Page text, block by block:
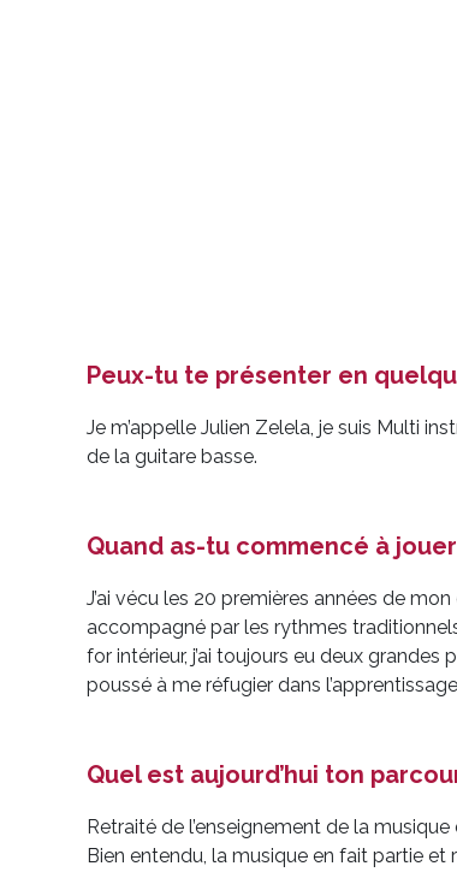
Peux-tu te présenter en
Je m’appelle Julien Zelela, je suis Multi
de la guitare basse.
Quand as-tu commencé à
J’ai vécu les 20 premières années de
accompagné par les rythmes
for intérieur, j’ai toujours eu deux grandes
poussé à me réfugier dans
Quel est aujourd’hui ton
Retraité de l’enseignement de la
Bien entendu, la musique en fait partie